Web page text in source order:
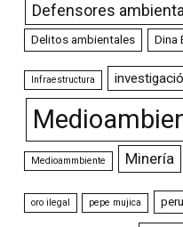
Defensores
Delitos ambientales Dina
Infraestructura
Medioammbiente Minería
oro ilegal pepe mujica peru